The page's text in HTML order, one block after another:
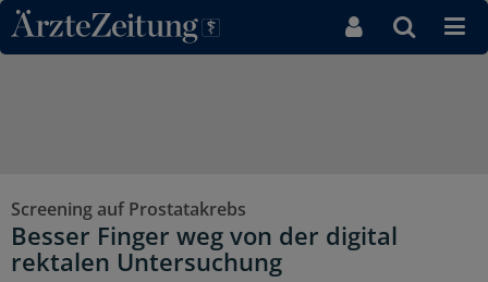
Direkt zum Inhaltsbereich
Screening auf Prostatakrebs
Besser Finger weg von der digital
rektalen Untersuchung